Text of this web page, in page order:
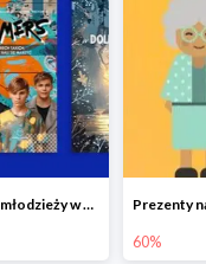
Książki dla dzieci i młodzieży w Księgarni Znak do -35%
60%